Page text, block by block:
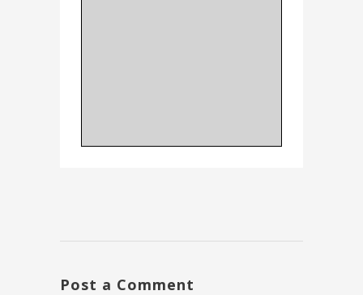
Post a Comment